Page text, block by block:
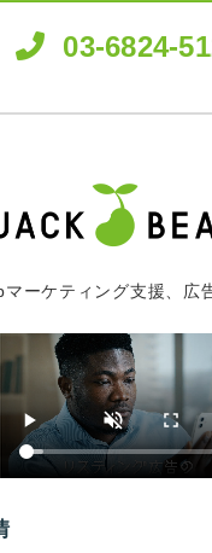
03-6824-
マーケティング支援、広